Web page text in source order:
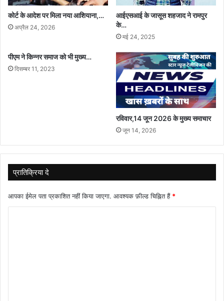
कोर्ट के आदेश पर मिला नया आशियाना,…
अप्रैल 24, 2026
आईएसआई के जासूस शहजाद ने रामपुर
के…
मई 24, 2025
पीएम ने किन्नर समाज को भी मुख्य…
दिसम्बर 11, 2023
रविवार,14 जून 2026 के मुख्य समाचार
जून 14, 2026
प्रातिक्रिया दे
आपका ईमेल पता प्रकाशित नहीं किया जाएगा. आवश्यक फ़ील्ड चिह्नित हैं *